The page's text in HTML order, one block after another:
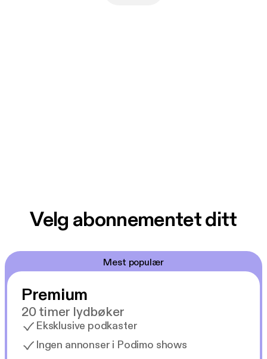
Velg abonnementet ditt
Mest populær
Premium
20 timer lydbøker
Eksklusive podkaster
Ingen annonser i Podimo shows